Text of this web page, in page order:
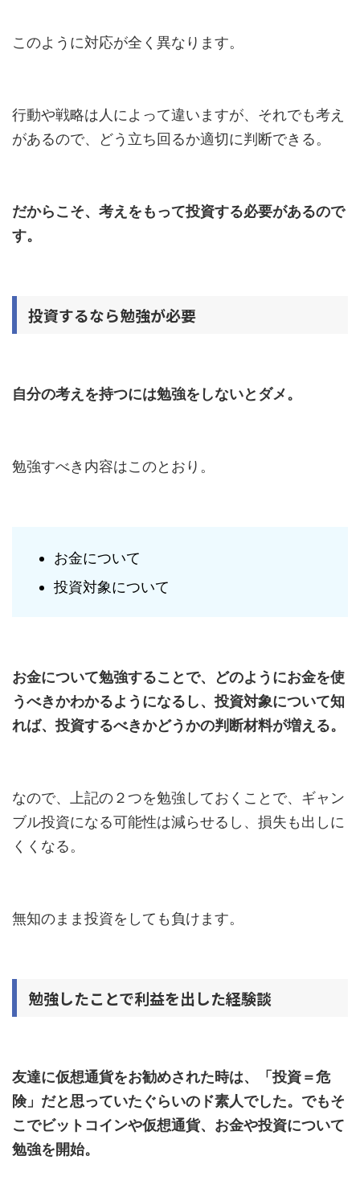
このように対応が全く異なります。
行動や戦略は人によって違いますが、それでも考え
があるので、どう立ち回るか適切に判断できる。
だからこそ、考えをもって投資する必要があるので
す。
投資するなら勉強が必要
自分の考えを持つには勉強をしないとダメ。
勉強すべき内容はこのとおり。
お金について
投資対象について
お金について勉強することで、どのようにお金を使
うべきかわかるようになるし、投資対象について知
れば、投資するべきかどうかの判断材料が増える。
なので、上記の２つを勉強しておくことで、ギャン
ブル投資になる可能性は減らせるし、損失も出しに
くくなる。
無知のまま投資をしても負けます。
勉強したことで利益を出した経験談
友達に仮想通貨をお勧めされた時は、「投資＝危
険」だと思っていたぐらいのド素人でした。でもそ
こでビットコインや仮想通貨、お金や投資について
勉強を開始。